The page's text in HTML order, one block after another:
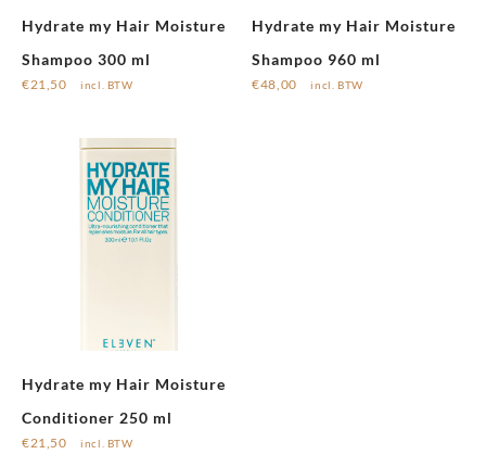
Hydrate my Hair Moisture
Shampoo 300 ml
€21,50 incl. BTW
Hydrate my Hair Moisture
Shampoo 960 ml
€48,00 incl. BTW
Hydrate my Hair Moisture
Conditioner 250 ml
€21,50 incl. BTW